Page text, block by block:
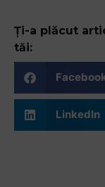
Ți-a plăcut
tăi:
LinkedIn